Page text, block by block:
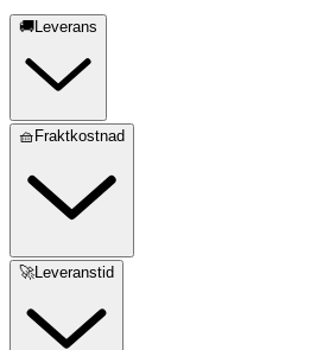
🚚Leverans
🧺Fraktkostnad
🚀Leveranstid